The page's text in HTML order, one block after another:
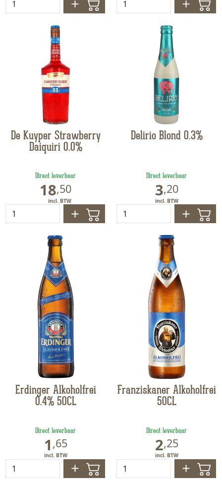
De Kuyper Strawberry
Daiquiri 0.0%
18,50
Direct leverbaar
Delirio Blond 0.3%
3,20
Direct leverbaar
Erdinger Alkoholfrei
0.4% 50CL
1 ,65
Direct leverbaar
Franziskaner Alkoholfrei
50CL
2,25
Direct leverbaar